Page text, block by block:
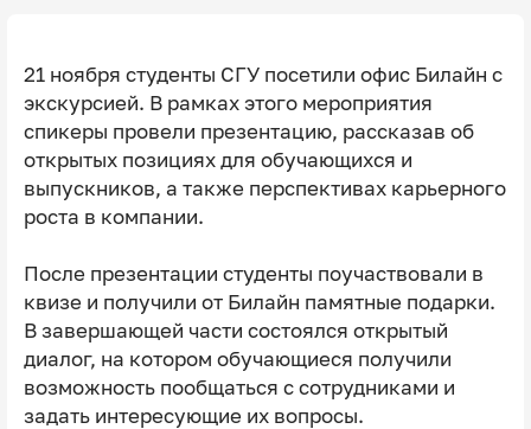
21 ноября студенты СГУ посетили офис Билайн с
экскурсией. В рамках этого мероприятия
спикеры провели презентацию, рассказав об
открытых позициях для обучающихся и
выпускников, а также перспективах карьерного
роста в компании.
После презентации студенты поучаствовали в
квизе и получили от Билайн памятные подарки.
В завершающей части состоялся открытый
диалог, на котором обучающиеся получили
возможность пообщаться с сотрудниками и
задать интересующие их вопросы.